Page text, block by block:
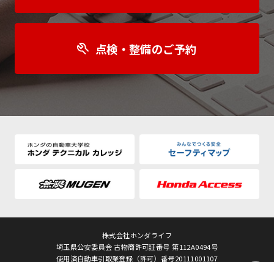
点検・整備のご予約
株式会社ホンダライフ
埼玉県公安委員会 古物商許可証番号 第112A0494号
使用済自動車引取業登録（許可）番号20111001107